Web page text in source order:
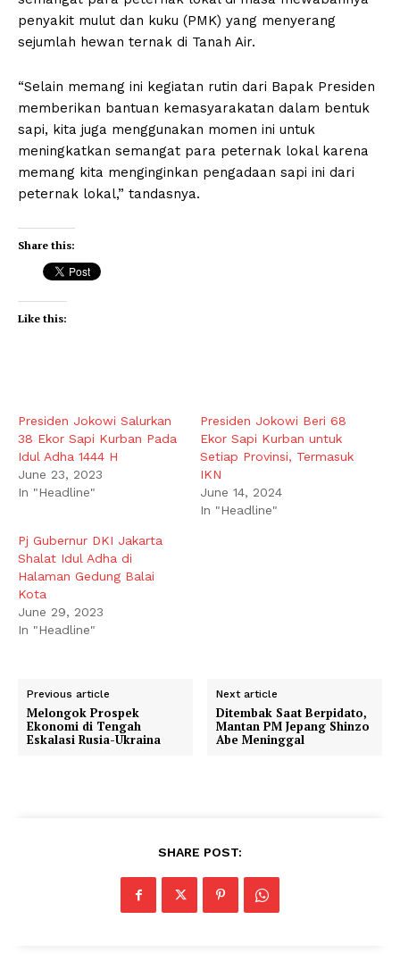
penyakit mulut dan kuku (PMK) yang menyerang
sejumlah hewan ternak di Tanah Air.
“Selain memang ini kegiatan rutin dari Bapak Presiden
memberikan bantuan kemasyarakatan dalam bentuk
sapi, kita juga menggunakan momen ini untuk
meningkatkan semangat para peternak lokal karena
memang kita menginginkan pengadaan sapi ini dari
peternak lokal,” tandasnya.
Share this:
Like this:
Presiden Jokowi Salurkan
38 Ekor Sapi Kurban Pada
Idul Adha 1444 H
June 23, 2023
In "Headline"
Presiden Jokowi Beri 68
Ekor Sapi Kurban untuk
Setiap Provinsi, Termasuk
IKN
June 14, 2024
In "Headline"
Pj Gubernur DKI Jakarta
Shalat Idul Adha di
Halaman Gedung Balai
Kota
June 29, 2023
In "Headline"
Previous article
Melongok Prospek
Ekonomi di Tengah
Eskalasi Rusia-Ukraina
Next article
Ditembak Saat Berpidato,
Mantan PM Jepang Shinzo
Abe Meninggal
SHARE POST: